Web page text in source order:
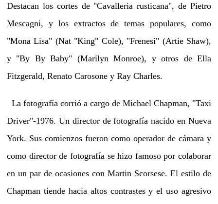
Destacan los cortes de "Cavalleria rusticana", de Pietro
Mescagni, y los extractos de temas populares, como
"Mona Lisa" (Nat "King" Cole), "Frenesi" (Artie Shaw),
y "By By Baby" (Marilyn Monroe), y otros de Ella
Fitzgerald, Renato Carosone y Ray Charles.
La fotografía corrió a cargo de Michael Chapman, "Taxi
Driver"-1976. Un director de fotografía nacido en Nueva
York. Sus comienzos fueron como operador de cámara y
como director de fotografía se hizo famoso por colaborar
en un par de ocasiones con Martin Scorsese. El estilo de
Chapman tiende hacia altos contrastes y el uso agresivo